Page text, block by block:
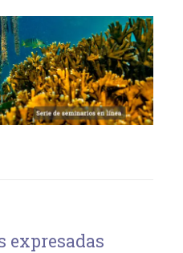
expresadas